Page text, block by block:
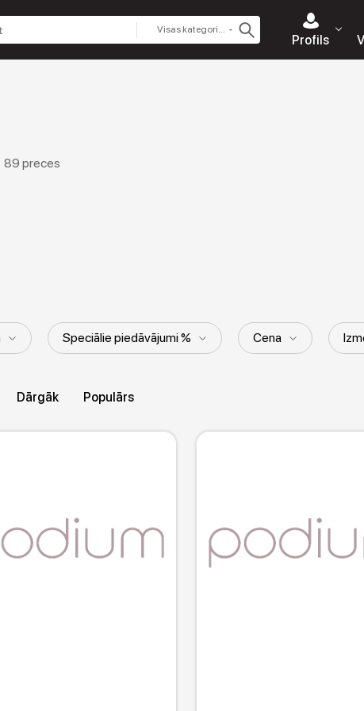
Visas kategorijas
Profils
89 preces
Speciālie piedāvājumi % Cena
Dārgāk Populārs